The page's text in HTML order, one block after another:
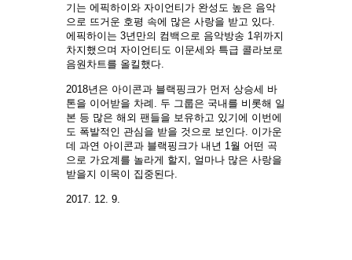
기는 에픽하이와 자이언티가 완성도 높은 음악
으로 뜨거운 호평 속에 많은 사랑을 받고 있다.
에픽하이는 3년만의 컴백으로 음악방송 1위까지
차지했으며 자이언티도 이문세와 특급 콜라보로
음원차트를 올킬했다.
2018년은 아이콘과 블랙핑크가 먼저 상승세 바
톤을 이어받을 차례. 두 그룹은 국내를 비롯해 일
본 등 많은 해외 팬들을 보유하고 있기에 이번에
도 폭발적인 관심을 받을 것으로 보인다. 이가운
데 과연 아이콘과 블랙핑크가 내년 1월 어떤 곡
으로 가요계를 놀라게 할지, 얼마나 많은 사랑을
받을지 이목이 집중된다.
2017. 12. 9.